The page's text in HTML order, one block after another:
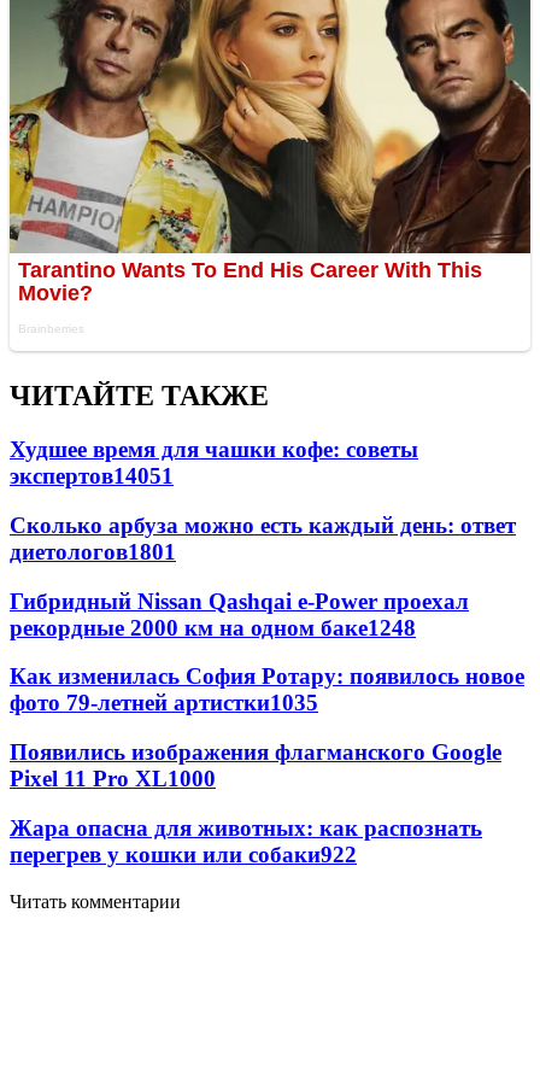
ЧИТАЙТЕ ТАКЖЕ
Худшее время для чашки кофе: советы
экспертов14051
Сколько арбуза можно есть каждый день: ответ
диетологов1801
Гибридный Nissan Qashqai e-Power проехал
рекордные 2000 км на одном баке1248
Как изменилась София Ротару: появилось новое
фото 79-летней артистки1035
Появились изображения флагманского Google
Pixel 11 Pro XL1000
Жара опасна для животных: как распознать
перегрев у кошки или собаки922
Читать комментарии